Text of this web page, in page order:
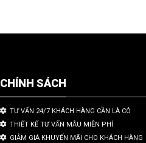
CHÍNH SÁCH
TƯ VẤN 24/7 KHÁCH HÀNG CẦN LÀ CÓ
THIẾT KẾ TƯ VẤN MẪU MIỄN PHÍ
GIẢM GIÁ KHUYẾN MÃI CHO KHÁCH HÀNG